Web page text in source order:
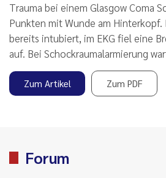
Trauma bei einem Glasgow Coma
Punkten mit Wunde am
bereits intubiert, im EKG ﬁel eine
auf. Bei Schockraumalarmierung
Zum Artikel Zum PDF
Forum